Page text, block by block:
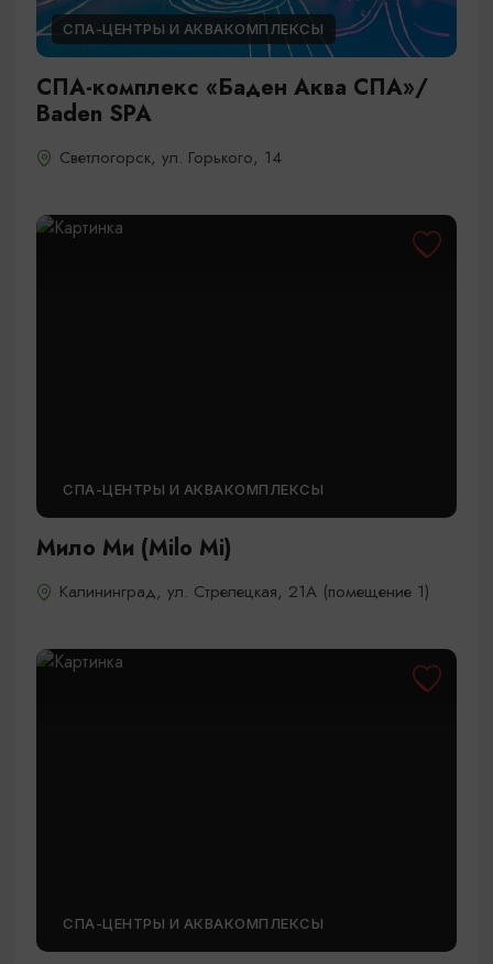
СПА-ЦЕНТРЫ И АКВАКОМПЛЕКСЫ
СПА-комплекс «Баден Аква СПА»/
Baden SPA
Светлогорск, ул. Горького, 14
СПА-ЦЕНТРЫ И АКВАКОМПЛЕКСЫ
Мило Ми (Milo Mi)
Калининград, ул. Стрелецкая, 21А (помещение 1)
СПА-ЦЕНТРЫ И АКВАКОМПЛЕКСЫ